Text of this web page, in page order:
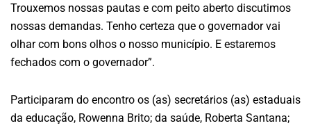
Trouxemos nossas pautas e com peito aberto discutimos
nossas demandas. Tenho certeza que o governador vai
olhar com bons olhos o nosso município. E estaremos
fechados com o governador”.
Participaram do encontro os (as) secretários (as) estaduais
da educação, Rowenna Brito; da saúde, Roberta Santana;